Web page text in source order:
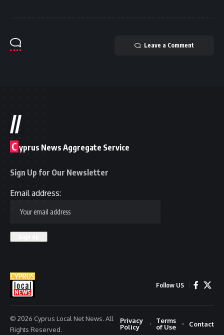
Leave a Comment
//
C yprus News Aggregate Service
Sign Up for Our Newsletter
Email address:
Follow US
© 2026 Cyprus Local Net News. All
Rights Reserved.
Privacy
Policy
Terms
of Use
Contact